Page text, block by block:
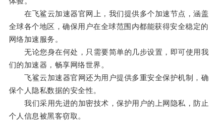
在飞鲨云加速器官网上，我们提供多个加速节点，涵盖
全球各个地区，确保用户在全球范围内都能获得安全稳定的
网络加速服务。
无论您身在何处，只需要简单的几步设置，即可使用我
们的加速器，畅享网络世界。
飞鲨云加速器官网还为用户提供多重安全保护机制，确
保个人隐私数据的安全性。
我们采用先进的加密技术，保护用户的上网隐私，防止
个人信息被黑客窃取。